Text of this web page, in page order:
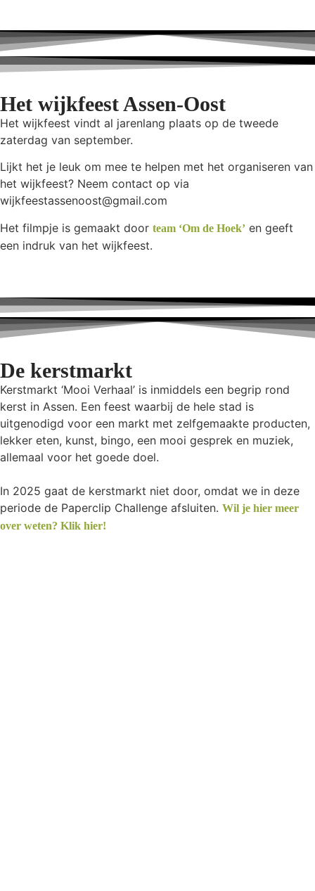
Het wijkfeest Assen-Oost
Het wijkfeest vindt al jarenlang plaats op de tweede
zaterdag van september.
Lijkt het je leuk om mee te helpen met het organiseren van
het wijkfeest? Neem contact op via
wijkfeestassenoost@gmail.com
Het filmpje is gemaakt door team ‘Om de Hoek’ en geeft
een indruk van het wijkfeest.
De kerstmarkt
Kerstmarkt ‘Mooi Verhaal’ is inmiddels een begrip rond
kerst in Assen. Een feest waarbij de hele stad is
uitgenodigd voor een markt met zelfgemaakte producten,
lekker eten, kunst, bingo, een mooi gesprek en muziek,
allemaal voor het goede doel.
In 2025 gaat de kerstmarkt niet door, omdat we in deze
periode de Paperclip Challenge afsluiten. Wil je hier meer
over weten? Klik hier!